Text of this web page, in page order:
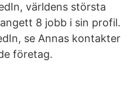
världens största
8 jobb i sin profil.
se Annas kontakter
företag.